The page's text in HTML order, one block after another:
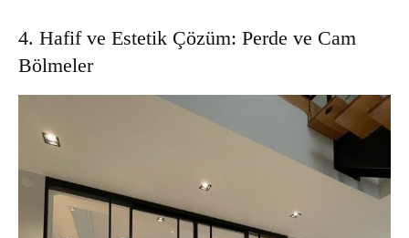
4. Hafif ve Estetik Çözüm: Perde ve Cam
Bölmeler